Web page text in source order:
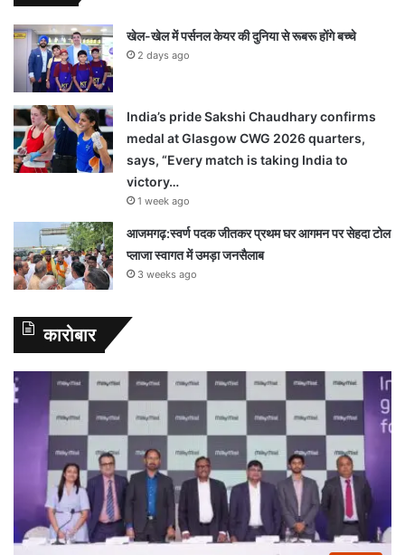
खेल-खेल में पर्सनल केयर की दुनिया से रूबरू होंगे बच्चे
2 days ago
India’s pride Sakshi Chaudhary confirms
medal at Glasgow CWG 2026 quarters,
says, “Every match is taking India to
victory…
1 week ago
आजमगढ़:स्वर्ण पदक जीतकर प्रथम घर आगमन पर सेहदा टोल
प्लाजा स्वागत में उमड़ा जनसैलाब
3 weeks ago
कारोबार